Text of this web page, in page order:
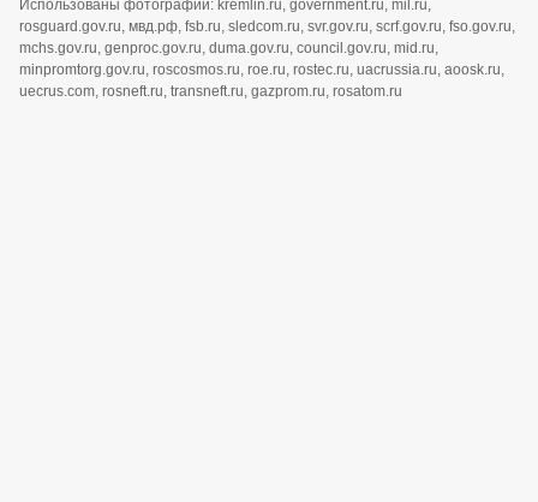
Использованы фотографии: kremlin.ru, government.ru, mil.ru,
rosguard.gov.ru, мвд.рф, fsb.ru, sledcom.ru, svr.gov.ru, scrf.gov.ru, fso.gov.ru,
mchs.gov.ru, genproc.gov.ru, duma.gov.ru, council.gov.ru, mid.ru,
minpromtorg.gov.ru, roscosmos.ru, roe.ru, rostec.ru, uacrussia.ru, aoosk.ru,
uecrus.com, rosneft.ru, transneft.ru, gazprom.ru, rosatom.ru